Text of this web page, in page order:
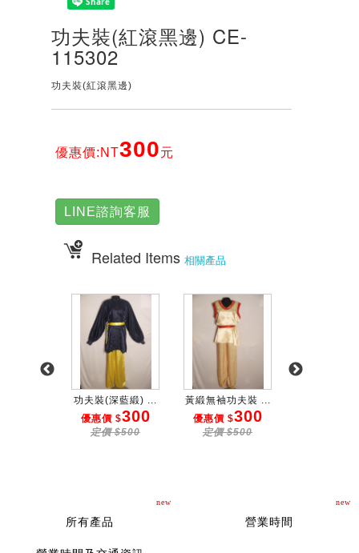
功夫裝(紅滾黑邊) CE-
115302
功夫裝(紅滾黑邊)
優惠價:NT300元
LINE諮詢客服
Related Items 相關產品
功夫裝(深藍緞) ...
優惠價 $300
定價 $500
黃緞無袖功夫裝 ...
優惠價 $300
定價 $500
new
所有產品
new
營業時間